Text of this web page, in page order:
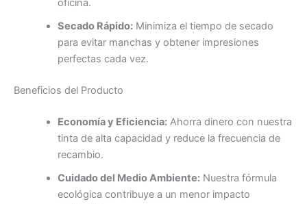
oficina.
Secado Rápido:Minimiza el tiempo de secado
para evitar manchas y obtener impresiones
perfectas cada vez.
Beneficios del Producto
Economía y Eficiencia:Ahorra dinero con nuestra
tinta de alta capacidad y reduce la frecuencia de
recambio.
Cuidado del Medio Ambiente:Nuestra fórmula
ecológica contribuye a un menor impacto